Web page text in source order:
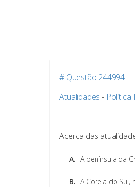
# Questão 244994
Atualidades - Política
Acerca das
A. A península da
B. A Coreia do Sul,